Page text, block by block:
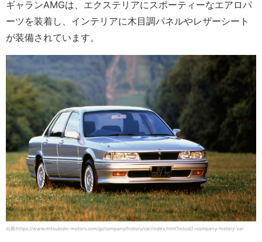
ギャランAMGは、エクステリアにスポーティーなエアロパ
ーツを装着し、インテリアに木目調パネルやレザーシート
が装備されています。
出典:https://www.mitsubishi-motors.com/jp/company/history/car/index.html?intcid2=company-history-car